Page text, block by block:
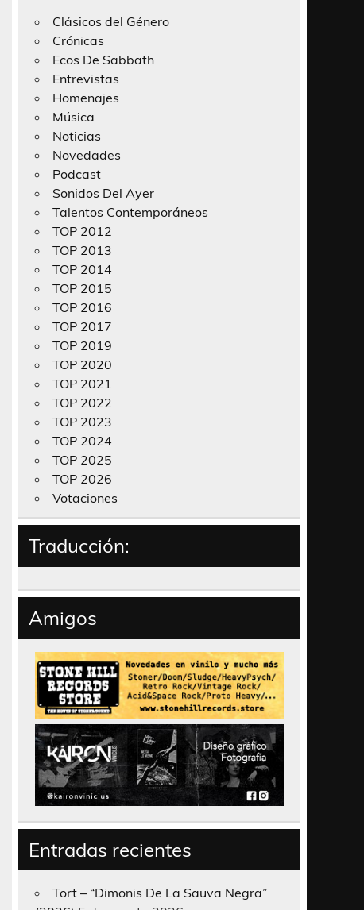
Clásicos del Género
Crónicas
Ecos De Sabbath
Entrevistas
Homenajes
Música
Noticias
Novedades
Podcast
Sonidos Del Ayer
Talentos Contemporáneos
TOP 2012
TOP 2013
TOP 2014
TOP 2015
TOP 2016
TOP 2017
TOP 2019
TOP 2020
TOP 2021
TOP 2022
TOP 2023
TOP 2024
TOP 2025
TOP 2026
Votaciones
Traducción:
Amigos
Entradas recientes
Tort – “Dimonis De La Sauva Negra”